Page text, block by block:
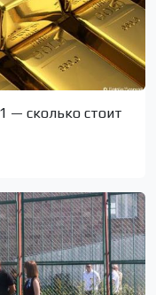
— сколько стоит